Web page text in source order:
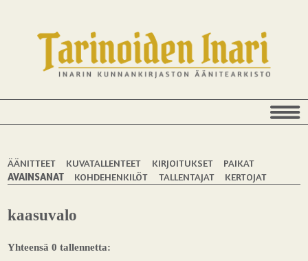
ÄÄNITTEET KUVATALLENTEET KIRJOITUKSET
PAIKAT
AVAINSANAT
KOHDEHENKILÖT TALLENTAJAT KERTOJAT
kaasuvalo
Yhteensä 0 tallennetta: